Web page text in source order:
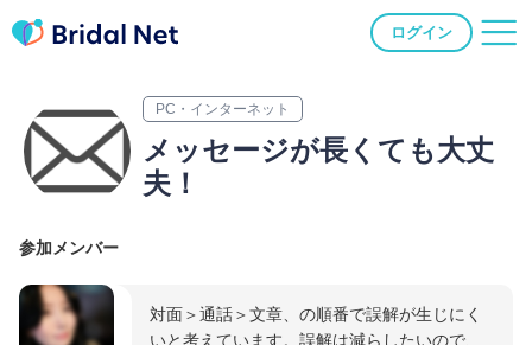
ログイン
PC・インターネット
メッセージが長くても大丈
夫！
参加メンバー
対面＞通話＞文章、の順番で誤解が生じにく
いと考えています。誤解は減らしたいので、